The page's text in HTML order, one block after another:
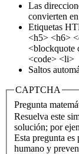
Las
convierten
Etiquetas
<h5> <h6>
<blockquote
<code> <li>
Saltos
CAPTCHA
Pregunta
Resuelva este
solución; por
Esta pregunta es
humano y